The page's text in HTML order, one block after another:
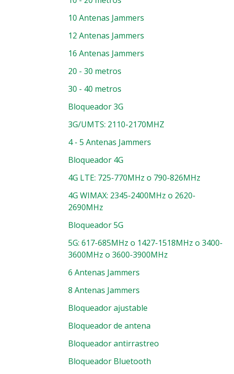
10 Antenas Jammers
12 Antenas Jammers
16 Antenas Jammers
20 - 30 metros
30 - 40 metros
Bloqueador 3G
3G/UMTS: 2110-2170MHZ
4 - 5 Antenas Jammers
Bloqueador 4G
4G LTE: 725-770MHz o 790-826MHz
4G WIMAX: 2345-2400MHz o 2620-
2690MHz
Bloqueador 5G
5G: 617-685MHz o 1427-1518MHz o 3400-
3600MHz o 3600-3900MHz
6 Antenas Jammers
8 Antenas Jammers
Bloqueador ajustable
Bloqueador de antena
Bloqueador antirrastreo
Bloqueador Bluetooth